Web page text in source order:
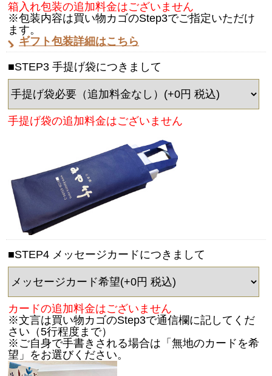
箱入れ包装の追加料金はございません
※包装内容は買い物カゴのStep3でご指定いただけ
ます。
ギフト包装詳細はこちら
■STEP3 手提げ袋につきまして
手提げ袋の追加料金はございません
■STEP4 メッセージカードにつきまして
カードの追加料金はございません
※文言は買い物カゴのStep3で通信欄に記してくだ
さい（5行程度まで）
※ご自身で手書きされる場合は「無地のカードを希
望」をお選びください。